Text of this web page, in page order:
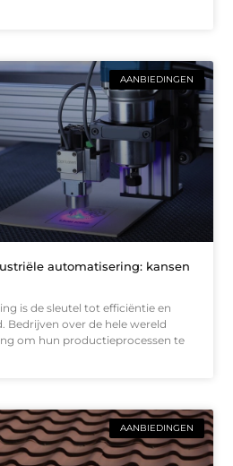
AANBIEDINGEN
automatisering: kansen
is de sleutel tot efficiëntie en
Bedrijven over de hele wereld
om hun productieprocessen te
AANBIEDINGEN